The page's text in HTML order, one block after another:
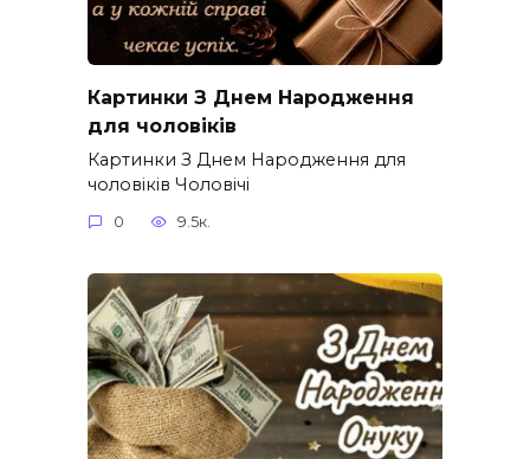
Картинки З Днем Народження
для чоловіків​
Картинки З Днем Народження для
чоловіків​ Чоловічі
0 9.5к.